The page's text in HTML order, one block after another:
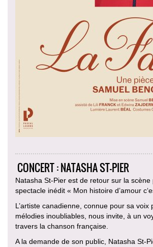
CONCERT : NATASHA ST-PIER
Natasha St-Pier est de retour sur la scène
spectacle inédit « Mon histoire d’amour
L’artiste canadienne, connue pour sa voix
mélodies inoubliables, nous invite, à un
travers la chanson française.
A la demande de son public, Natasha St-